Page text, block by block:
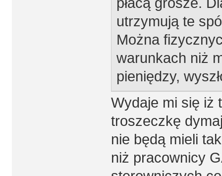
utrzymują te
Można
warunkach niż
pieniędzy,
Wydaje mi się iż
troszeczkę
nie będą mieli
niż pracownicy